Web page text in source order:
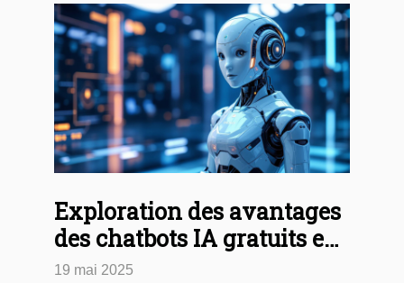
Exploration des avantages
des chatbots IA gratuits en
français
19 mai 2025